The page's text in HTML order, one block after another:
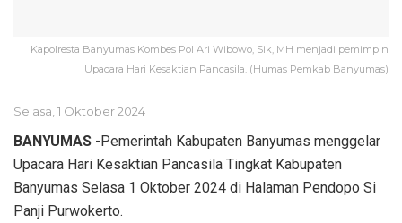
Kapolresta Banyumas Kombes Pol Ari Wibowo, Sik, MH menjadi pemimpin
Upacara Hari Kesaktian Pancasila. (Humas Pemkab Banyumas)
Selasa, 1 Oktober 2024
BANYUMAS -Pemerintah Kabupaten Banyumas menggelar
Upacara Hari Kesaktian Pancasila Tingkat Kabupaten
Banyumas Selasa 1 Oktober 2024 di Halaman Pendopo Si
Panji Purwokerto.